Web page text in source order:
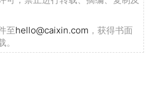
至hello@caixin.com ，获得书面